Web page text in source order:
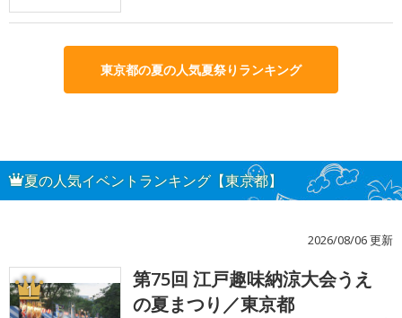
東京都の夏の人気夏祭りランキング
夏の人気イベントランキング【東京都】
2026/08/06 更新
1
第75回 江戸趣味納涼大会うえ
の夏まつり／東京都